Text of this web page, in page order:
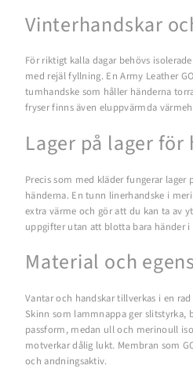
Vinterhandskar
För riktigt kalla dagar behövs
med rejäl fyllning. En Army Leather
tumhandske som håller händerna
fryser finns även eluppvärmda
Lager på lager för
Precis som med kläder fungerar lager
händerna. En tunn linerhandske i
extra värme och gör att du kan ta av
uppgifter utan att blotta bara händer i
Material och
Vantar och handskar tillverkas i en
Skinn som lammnappa ger slitstyrka,
passform, medan ull och merinoull
motverkar dålig lukt. Membran som
och andningsaktiv.